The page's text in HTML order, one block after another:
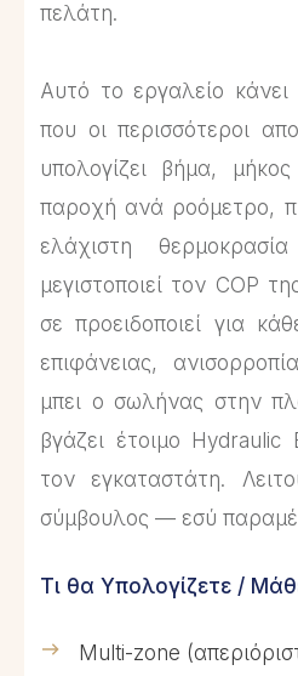
πελάτη.
Αυτό το εργαλείο κάνει
που οι περισσότεροι
υπολογίζει βήμα,
παροχή ανά ροόμετρο,
ελάχιστη
μεγιστοποιεί τον COP
σε προειδοποιεί για
επιφάνειας,
μπει ο σωλήνας στην
βγάζει έτοιμο Hydraulic
τον εγκαταστάτη.
σύμβουλος — εσύ
Τι θα Υπολογίζετε /
Multi-zone